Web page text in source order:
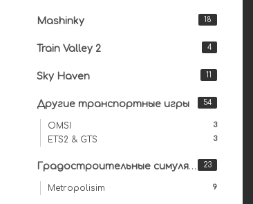
18
Mashinky
4
Train Valley 2
11
Sky Haven
54
Другие транспортные игры
3
OMSI
3
ETS2 & GTS
23
Градостроительные симуляторы
9
Metropolisim